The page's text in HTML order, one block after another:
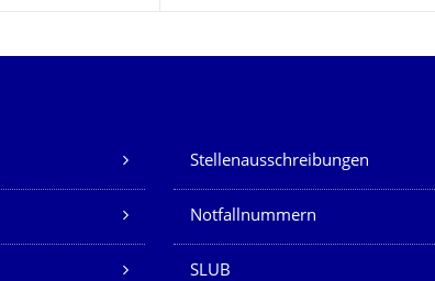
Stellenausschreibungen
Notfallnummern
SLUB